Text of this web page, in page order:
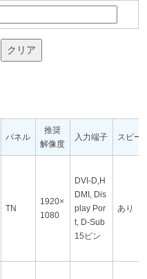
クリア
パネル
推奨
解像度
入力端子 スピー
TN
1920×
1080
DVI-D,H
DMI, Dis
play Por
t, D-Sub
15ピン
あり